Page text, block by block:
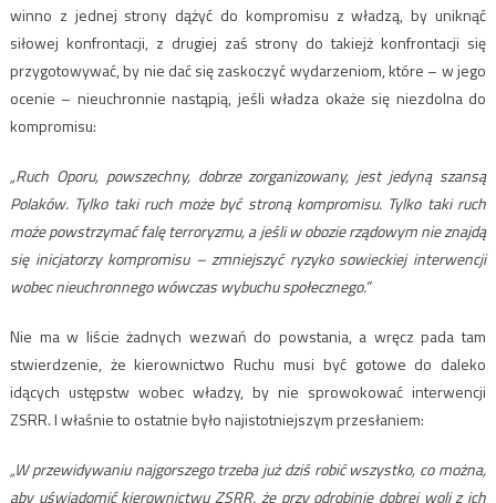
winno z jednej strony dążyć do kompromisu z władzą, by uniknąć
siłowej konfrontacji, z drugiej zaś strony do takiejż konfrontacji się
przygotowywać, by nie dać się zaskoczyć wydarzeniom, które – w jego
ocenie – nieuchronnie nastąpią, jeśli władza okaże się niezdolna do
kompromisu:
„Ruch Oporu, powszechny, dobrze zorganizowany, jest jedyną szansą
Polaków. Tylko taki ruch może być stroną kompromisu. Tylko taki ruch
może powstrzymać falę terroryzmu, a jeśli w obozie rządowym nie znajdą
się inicjatorzy kompromisu – zmniejszyć ryzyko sowieckiej interwencji
wobec nieuchronnego wówczas wybuchu społecznego.”
Nie ma w liście żadnych wezwań do powstania, a wręcz pada tam
stwierdzenie, że kierownictwo Ruchu musi być gotowe do daleko
idących ustępstw wobec władzy, by nie sprowokować interwencji
ZSRR. I właśnie to ostatnie było najistotniejszym przesłaniem:
„W przewidywaniu najgorszego trzeba już dziś robić wszystko, co można,
aby uświadomić kierownictwu ZSRR, że przy odrobinie dobrej woli z ich